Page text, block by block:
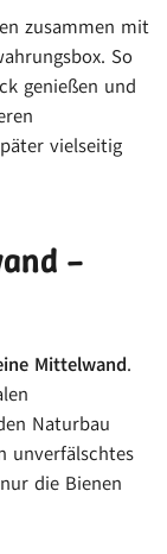
zusammen mit
So
genießen und
vielseitig
–
Mittelwand.
Naturbau
unverfälschtes
die Bienen